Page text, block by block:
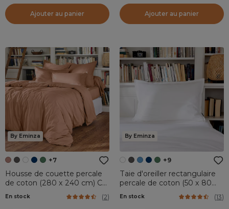
Ajouter au panier Ajouter au panier
By Eminza
+7
Housse de couette percale
de coton (280 x 240 cm) Cali
En stock (2)
By Eminza
+9
Taie d'oreiller rectangulaire
percale de coton (50 x 80
En stock (13)